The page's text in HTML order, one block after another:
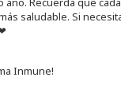
saludable. Si